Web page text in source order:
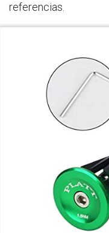
referencias.